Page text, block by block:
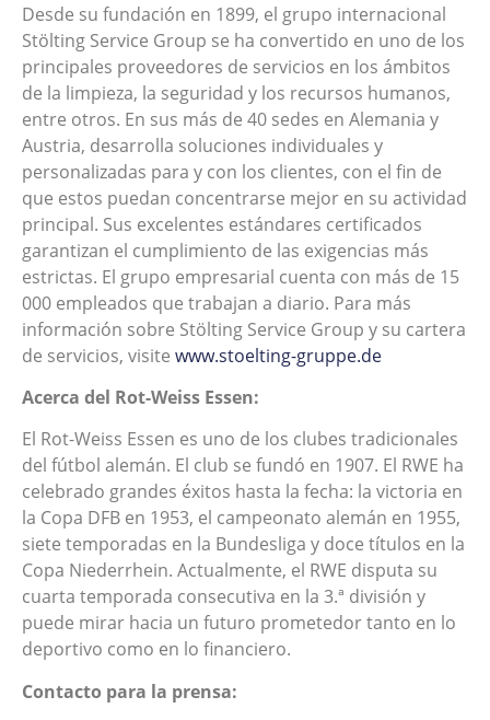
Desde su fundación en 1899, el grupo internacional
Stölting Service Group se ha convertido en uno de los
principales proveedores de servicios en los ámbitos
de la limpieza, la seguridad y los recursos humanos,
entre otros. En sus más de 40 sedes en Alemania y
Austria, desarrolla soluciones individuales y
personalizadas para y con los clientes, con el fin de
que estos puedan concentrarse mejor en su actividad
principal. Sus excelentes estándares certificados
garantizan el cumplimiento de las exigencias más
estrictas. El grupo empresarial cuenta con más de 15
000 empleados que trabajan a diario. Para más
información sobre Stölting Service Group y su cartera
de servicios, visite www.stoelting-gruppe.de
Acerca del Rot-Weiss Essen:
El Rot-Weiss Essen es uno de los clubes tradicionales
del fútbol alemán. El club se fundó en 1907. El RWE ha
celebrado grandes éxitos hasta la fecha: la victoria en
la Copa DFB en 1953, el campeonato alemán en 1955,
siete temporadas en la Bundesliga y doce títulos en la
Copa Niederrhein. Actualmente, el RWE disputa su
cuarta temporada consecutiva en la 3.ª división y
puede mirar hacia un futuro prometedor tanto en lo
deportivo como en lo financiero.
Contacto para la prensa: